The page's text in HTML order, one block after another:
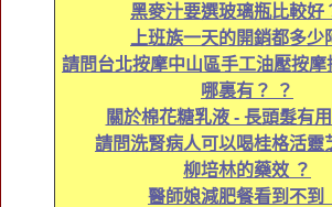
黑麥汁要選玻璃瓶比較好
上班族一天的開銷都多少
請問台北按摩中山區手工油壓按摩
哪裏有？ ？
關於棉花糖乳液 - 長頭髮有
請問洗腎病人可以喝桂格活靈
柳培林的藥效 ？
醫師娘減肥餐看到不到